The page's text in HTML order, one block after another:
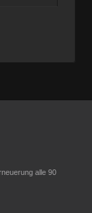
alle 90